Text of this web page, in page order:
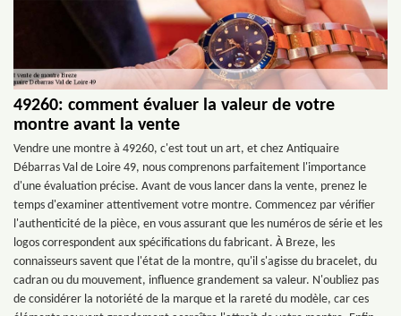
49260: comment évaluer la valeur de votre
montre avant la vente
Vendre une montre à 49260, c'est tout un art, et chez Antiquaire
Débarras Val de Loire 49, nous comprenons parfaitement l'importance
d'une évaluation précise. Avant de vous lancer dans la vente, prenez le
temps d'examiner attentivement votre montre. Commencez par vérifier
l'authenticité de la pièce, en vous assurant que les numéros de série et les
logos correspondent aux spécifications du fabricant. À Breze, les
connaisseurs savent que l'état de la montre, qu'il s'agisse du bracelet, du
cadran ou du mouvement, influence grandement sa valeur. N'oubliez pas
de considérer la notoriété de la marque et la rareté du modèle, car ces